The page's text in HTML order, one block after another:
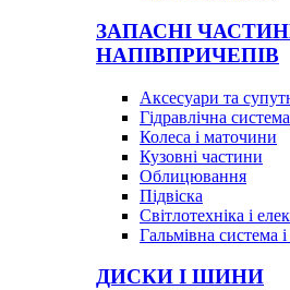
ЗАПАСНІ
НАПІВПРИЧЕПІВ
Аксесуари та
Гідравлічна система
Колеса і маточини
Кузовні частини
Облицювання
Підвіска
Світлотехніка і
Гальмівна система
ДИСКИ І ШИНИ